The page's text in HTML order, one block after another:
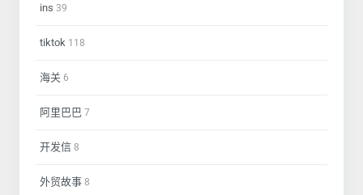
ins 39
tiktok 118
海关 6
阿里巴巴 7
开发信 8
外贸故事 8